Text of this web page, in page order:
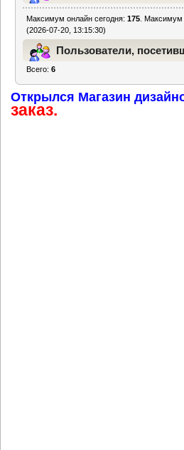
Максимум онлайн сегодня:175 .
(2026-07-20, 13:15:30)
Пользователи,
Всего:6
Открылся Магазин
заказ.